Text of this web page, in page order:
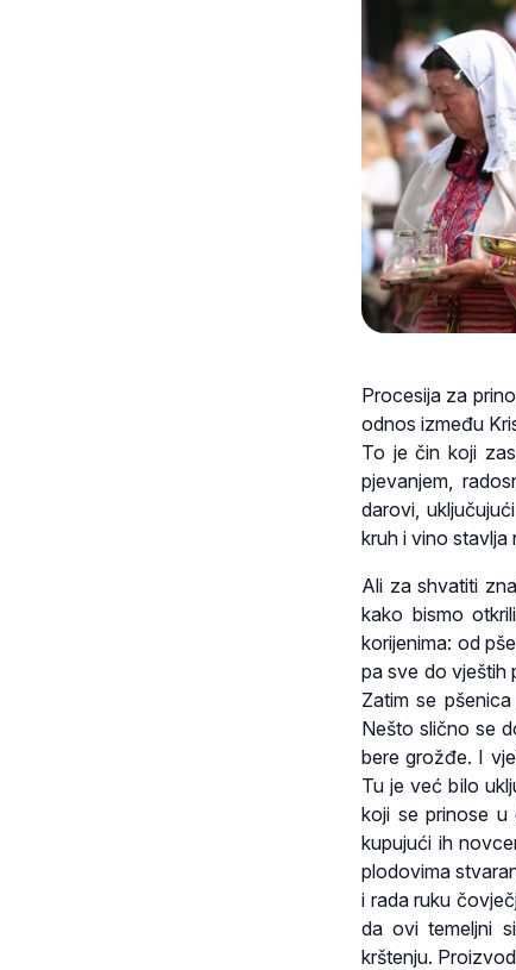
Procesija za
odnos između
To je čin koji
pjevanjem,
darovi,
kruh i vino stavlja
Ali za shvatiti
kako bismo
korijenima: od
pa sve do vještih
Zatim se
Nešto slično se
bere grožđe. I
Tu je već bilo
koji se prinose u
kupujući ih
plodovima
i rada ruku
da ovi temeljni
krštenju.